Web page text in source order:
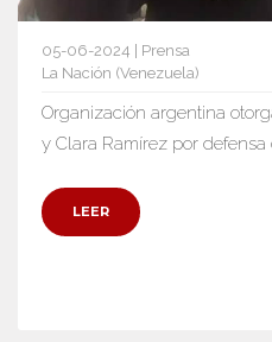
05-06-2024 | Prensa
La Nación (Venezuela)
Organización argentina
y Clara Ramírez por
LEER